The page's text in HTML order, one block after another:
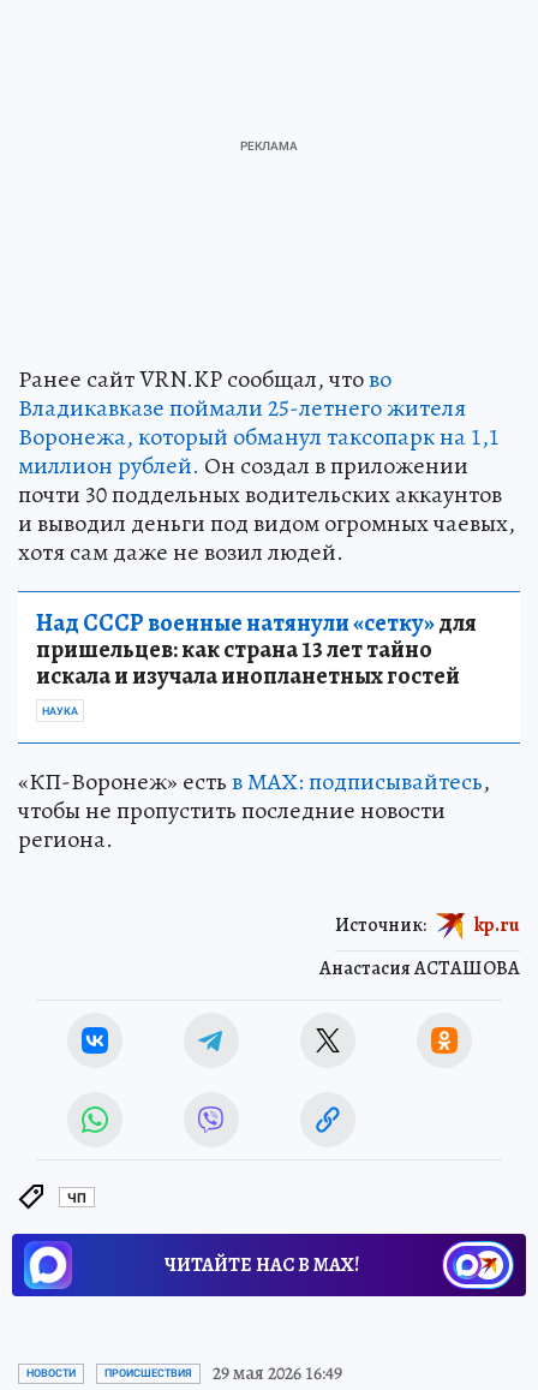
Ранее сайт VRN.KP сообщал, чтово
Владикавказе поймали 25-летнего жителя
Воронежа, который обманул таксопарк на 1,1
миллион рублей. Он создал в приложении
почти 30 поддельных водительских аккаунтов
и выводил деньги под видом огромных чаевых,
хотя сам даже не возил людей.
Над СССР военные натянули «сетку»для
пришельцев: как страна 13 лет тайно
искала и изучала инопланетных гостей
НАУКА
«КП-Воронеж» естьв МАХ: подписывайтесь,
чтобы не пропустить последние новости
региона.
Анастасия АСТАШОВА
Источник: kp.ru
ЧП
ЧИТАЙТЕ НАС В МАХ!
НОВОСТИ ПРОИСШЕСТВИЯ 29 мая 2026 16:49